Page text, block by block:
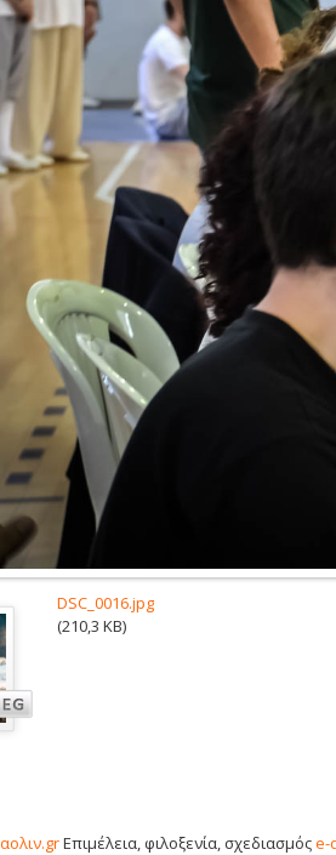
DSC_0016.jpg
(210,3 KB)
Επιμέλεια, φιλοξενία, σχεδιασμόςe-